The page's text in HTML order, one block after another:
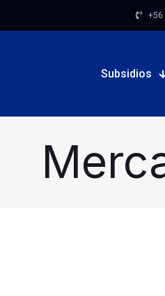
+56
Subsidios